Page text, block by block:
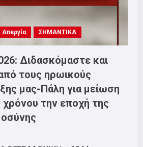
Απεργία ΣΗΜΑΝΤΙΚΑ
Διδασκόμαστε και
τους ηρωικούς
μας-Πάλη για μείωση
χρόνου την εποχή της